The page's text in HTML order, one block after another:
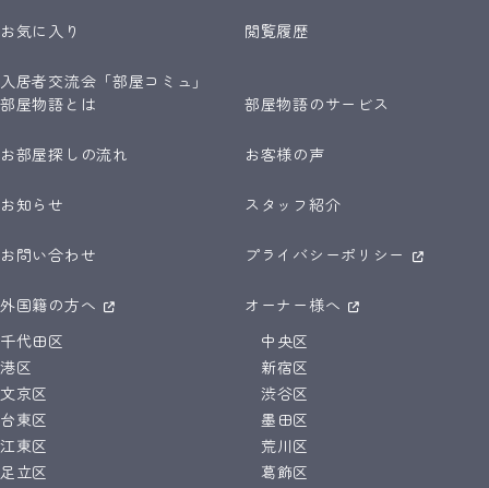
お気に入り 閲覧履歴
入居者交流会「部屋コミュ」
部屋物語とは
部屋物語のサービス
お部屋探しの流れ お客様の声
お知らせ スタッフ紹介
お問い合わせ プライバシーポリシー
外国籍の方へ
オーナー様へ
千代田区
中央区
港区
新宿区
文京区
渋谷区
台東区
墨田区
江東区
荒川区
足立区
葛飾区